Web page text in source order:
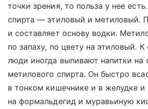
точки зрения, то польза у нее
спирта — этиловый и метиловый.
и составляет основу водки.
по запаху, по цвету на этиловый.
люди иногда выпивают напитки на
метилового спирта. Он быстро
в тонком кишечнике и в желудке и
на формальдегид и муравьиную